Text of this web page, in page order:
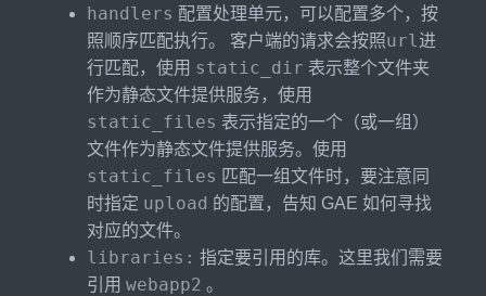
handlers 配置处理单元，可以配置多个，按
照顺序匹配执行。 客户端的请求会按照url 进
行匹配，使用 static_dir 表示整个文件夹
作为静态文件提供服务，使用
static_files 表示指定的一个（或一组）
文件作为静态文件提供服务。使用
static_files 匹配一组文件时，要注意同
时指定 upload 的配置，告知 GAE 如何寻找
对应的文件。
libraries: 指定要引用的库。这里我们需要
引用 webapp2 。